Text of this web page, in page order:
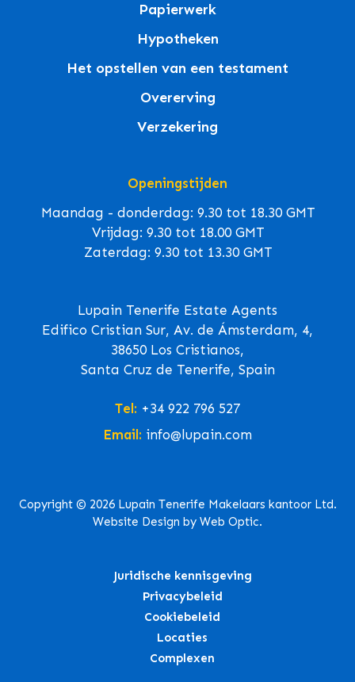
Papierwerk
Hypotheken
Het opstellen van een testament
Overerving
Verzekering
Openingstijden
Maandag - donderdag: 9.30 tot 18.30 GMT
Vrijdag: 9.30 tot 18.00 GMT
Zaterdag: 9.30 tot 13.30 GMT
Lupain Tenerife Estate Agents
Edifico Cristian Sur, Av. de Ámsterdam, 4,
38650 Los Cristianos,
Santa Cruz de Tenerife, Spain
Tel: +34 922 796 527
Email: info@lupain.com
Copyright © 2026 Lupain Tenerife Makelaars kantoor Ltd.
Website Design by Web Optic.
Juridische kennisgeving
Privacybeleid
Cookiebeleid
Locaties
Complexen